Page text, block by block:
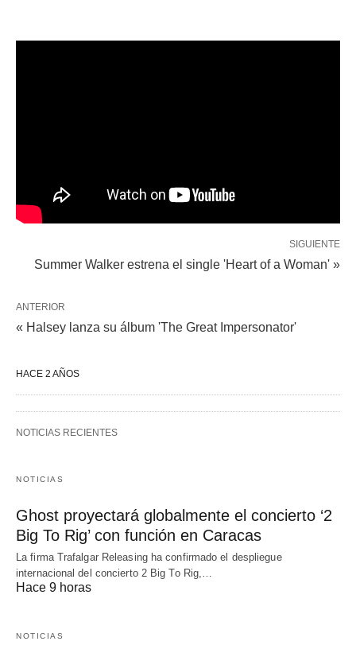
SIGUIENTE
Summer Walker estrena el single 'Heart of a Woman' »
ANTERIOR
« Halsey lanza su álbum 'The Great Impersonator'
HACE 2 AÑOS
NOTICIAS RECIENTES
NOTICIAS
Ghost proyectará globalmente el concierto ‘2
Big To Rig’ con función en Caracas
La firma Trafalgar Releasing ha confirmado el despliegue
internacional del concierto 2 Big To Rig,…
Hace 9 horas
NOTICIAS